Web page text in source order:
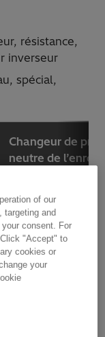
résistance,
inverseur
spécial,
Changeur de
neutre de
300 kV
1 050 kV
of our
targeting and
consent. For
"Accept" to
cookies or
your